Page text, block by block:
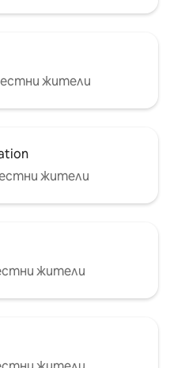
жители
жители
жители